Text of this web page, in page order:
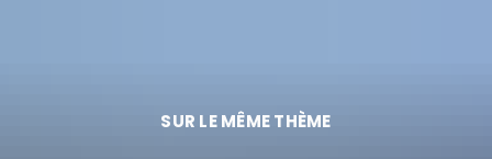
SUR LE MÊME THÈME